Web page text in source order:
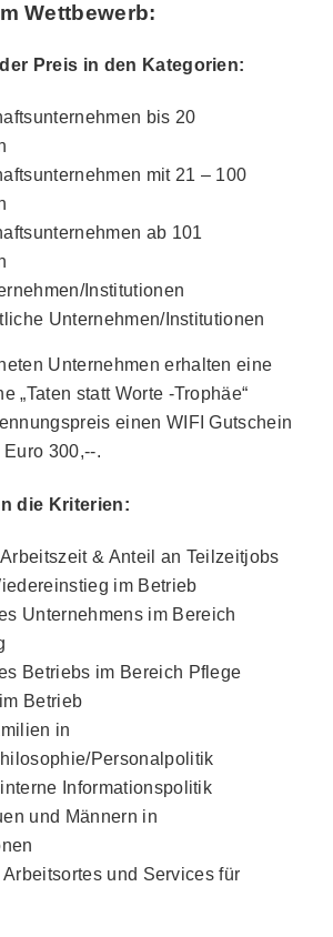
Wettbewerb:
Preis in den Kategorien:
bis 20
mit 21 – 100
ab 101
Institutionen
Unternehmen/Institutionen
Unternehmen erhalten eine
„Taten statt Worte -Trophäe“
einen WIFI Gutschein
300,--.
die Kriterien:
& Anteil an Teilzeitjobs
im Betrieb
Unternehmens im Bereich
Betriebs im Bereich Pflege
Betrieb
in
Personalpolitik
Informationspolitik
und Männern in
und Services für